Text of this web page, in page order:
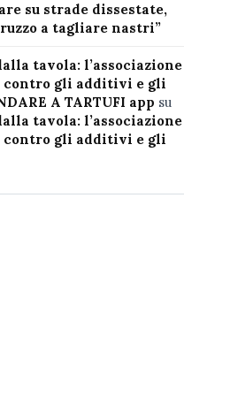
su strade dissestate,
a tagliare nastri”
tavola: l’associazione
contro gli additivi e gli
A TARTUFI app su
tavola: l’associazione
contro gli additivi e gli